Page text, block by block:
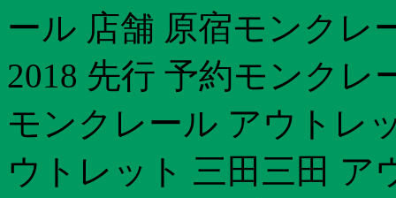
ール 店舗 原宿モンクレ
2018 先行 予約モンクレ
モンクレール アウトレ
ウトレット 三田三田 ア